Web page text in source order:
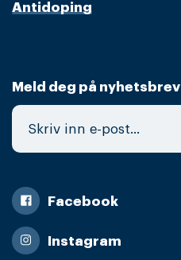
Antidoping
Meld deg på nyhetsbrev
Facebook
Instagram